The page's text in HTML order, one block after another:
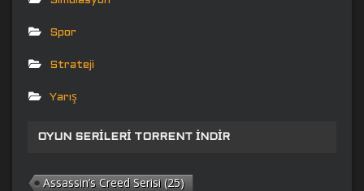
Spor
Strateji
Yarış
OYUN SERILERI TORRENT İNDIR
Assassin’s Creed Serisi (25)